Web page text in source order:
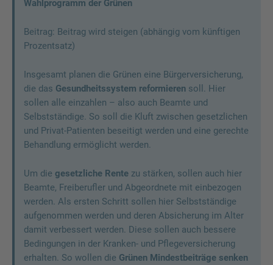
Wahlprogramm der Grünen
Beitrag: Beitrag wird steigen (abhängig vom künftigen
Prozentsatz)
Insgesamt planen die Grünen eine Bürgerversicherung,
die das Gesundheitssystem reformieren soll. Hier
sollen alle einzahlen – also auch Beamte und
Selbstständige. So soll die Kluft zwischen gesetzlichen
und Privat-Patienten beseitigt werden und eine gerechte
Behandlung ermöglicht werden.
Um die gesetzliche Rente zu stärken, sollen auch hier
Beamte, Freiberufler und Abgeordnete mit einbezogen
werden. Als ersten Schritt sollen hier Selbstständige
aufgenommen werden und deren Absicherung im Alter
damit verbessert werden. Diese sollen auch bessere
Bedingungen in der Kranken- und Pflegeversicherung
erhalten. So wollen die Grünen Mindestbeiträge senken